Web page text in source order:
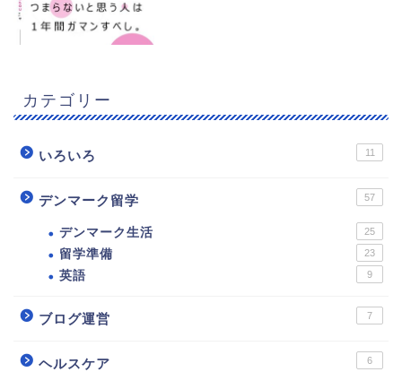
カテゴリー
いろいろ 11
デンマーク留学 57
デンマーク生活 25
留学準備 23
英語 9
ブログ運営 7
ヘルスケア 6